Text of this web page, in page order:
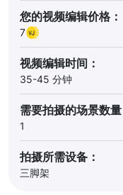
您的视频编辑价格：
7
视频编辑时间：
35-45 分钟
需要拍摄的场景数量
1
拍摄所需设备：
三脚架